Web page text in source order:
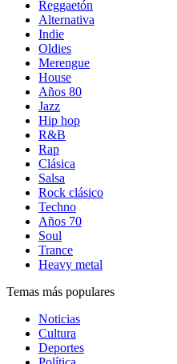
Reggaetón
Alternativa
Indie
Oldies
Merengue
House
Años 80
Jazz
Hip hop
R&B
Rap
Clásica
Salsa
Rock clásico
Techno
Años 70
Soul
Trance
Heavy metal
Temas más populares
Noticias
Cultura
Deportes